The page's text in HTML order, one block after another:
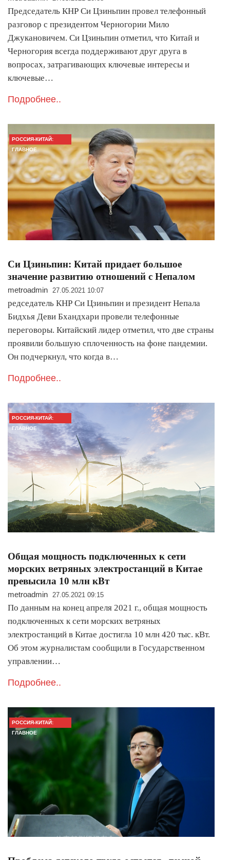
Председатель КНР Си Цзиньпин провел телефонный
разговор с президентом Черногории Мило
Джукановичем. Си Цзиньпин отметил, что Китай и
Черногория всегда поддерживают друг друга в
вопросах, затрагивающих ключевые интересы и
ключевые…
Подробнее..
РОССИЯ-КИТАЙ:
ГЛАВНОЕ
Си Цзиньпин: Китай придает большое
значение развитию отношений с Непалом
metroadmin 27.05.2021 10:07
редседатель КНР Си Цзиньпин и президент Непала
Бидхья Деви Бхандхари провели телефонные
переговоры. Китайский лидер отметил, что две страны
проявили большую сплоченность на фоне пандемии.
Он подчеркнул, что когда в…
Подробнее..
РОССИЯ-КИТАЙ:
ГЛАВНОЕ
Общая мощность подключенных к сети
морских ветряных электростанций в Китае
превысила 10 млн кВт
metroadmin 27.05.2021 09:15
По данным на конец апреля 2021 г., общая мощность
подключенных к сети морских ветряных
электростанций в Китае достигла 10 млн 420 тыс. кВт.
Об этом журналистам сообщили в Государственном
управлении…
Подробнее..
РОССИЯ-КИТАЙ:
ГЛАВНОЕ